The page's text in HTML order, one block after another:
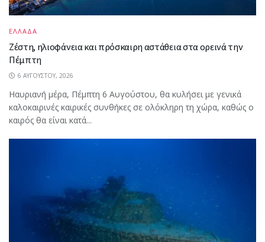
ΕΛΛΑΔΑ
Ζέστη, ηλιοφάνεια και πρόσκαιρη αστάθεια στα ορεινά την
Πέμπτη
6 ΑΥΓΟΎΣΤΟΥ, 2026
Ηαυριανή μέρα, Πέμπτη 6 Αυγούστου, θα κυλήσει με γενικά
καλοκαιρινές καιρικές συνθήκες σε ολόκληρη τη χώρα, καθώς ο
καιρός θα είναι κατά...